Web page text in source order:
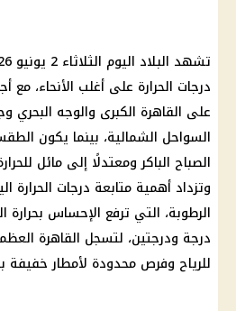
تشهد البلاد اليوم الثلاثاء 2 يونيو 2026 استمرار الارتفاع في
درجات الحرارة على أغلب الأنحاء، مع
على القاهرة الكبرى والوجه البحري
السواحل الشمالية، بينما يكون
الصباح الباكر ومعتدلًا إلى مائل
وتزداد أهمية متابعة درجات الحرارة
الرطوبة، التي ترفع الإحساس
للرياح وفرص محدودة لأمطار خفيفة